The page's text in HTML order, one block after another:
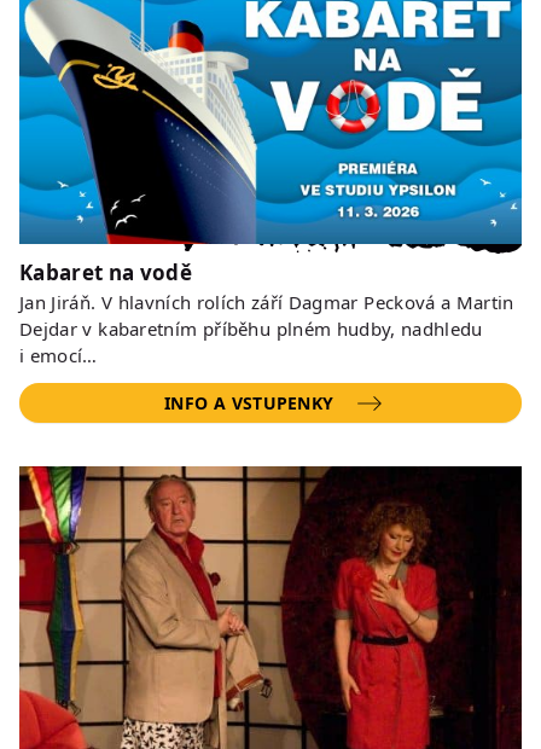
Kabaret na vodě
Jan Jiráň. V hlavních rolích září Dagmar Pecková a Martin
Dejdar v kabaretním příběhu plném hudby, nadhledu
i emocí…
INFO A VSTUPENKY